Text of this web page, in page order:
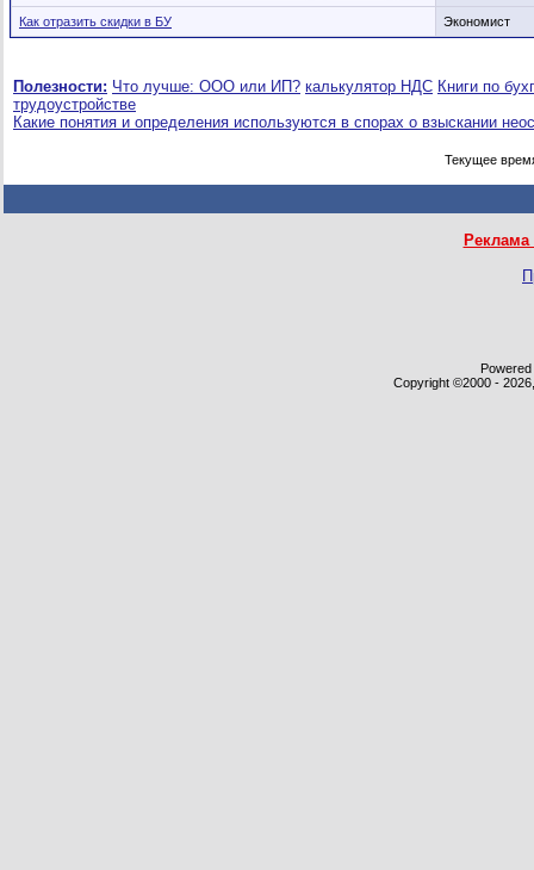
Как отразить скидки в БУ Экономист
Полезности: Что лучше: ООО или ИП? калькулятор НДС Книги по
трудоустройстве
Какие понятия и определения используются в спорах о взыскании
Текущее
Copyright ©2000 -